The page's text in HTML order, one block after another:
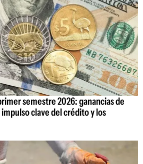
semestre 2026: ganancias de
clave del crédito y los